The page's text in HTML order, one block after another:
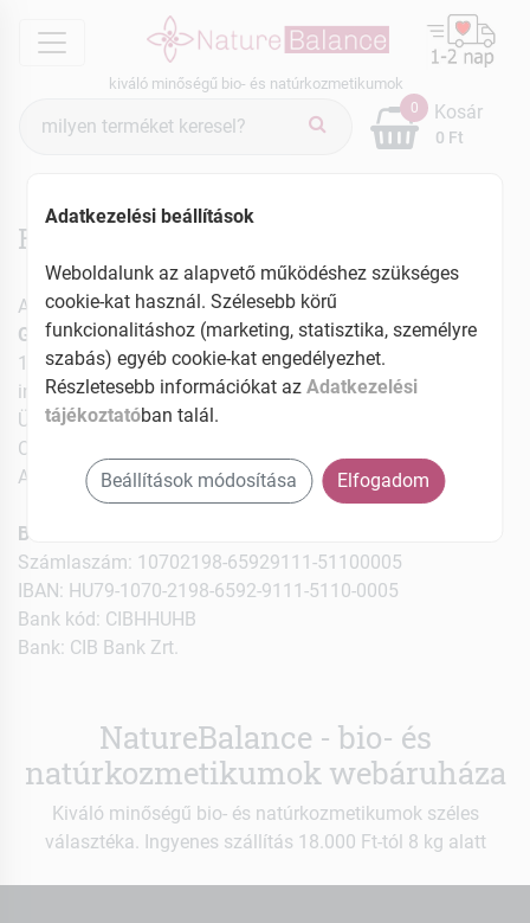
menu
kiváló minőségű bio- és natúrkozmetikumok
keresés
0
0 Ft
Kosár
Rólunk
A weboldal üzemeltetője:
GreenMark International Kft.
1106 Budapest, Jászberényi út 29/B.
info@naturebalance.hu
Ügyfélszolgálat: +36-20-593-0902
Cégjegyzék szám: 01-09-947932
Adószám: 22990576-2-42
Bankszámla adatok:
Számlaszám: 10702198-65929111-51100005
IBAN: HU79-1070-2198-6592-9111-5110-0005
Bank kód: CIBHHUHB
Bank: CIB Bank Zrt.
NatureBalance - bio- és
natúrkozmetikumok webáruháza
Kiváló minőségű bio- és natúrkozmetikumok széles
választéka. Ingyenes szállítás 18.000 Ft-tól 8 kg alatt
Adatkezelési beállítások
Weboldalunk az alapvető működéshez szükséges
cookie-kat használ. Szélesebb körű
funkcionalitáshoz (marketing, statisztika, személyre
szabás) egyéb cookie-kat engedélyezhet.
Részletesebb információkat azAdatkezelési
tájékoztatóban talál.
Beállítások módosítása Elfogadom